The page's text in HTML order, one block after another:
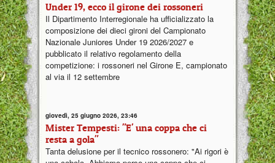
Under 19, ecco il girone dei rossoneri
Il Dipartimento Interregionale ha ufficializzato la
composizione dei dieci gironi del Campionato
Nazionale Juniores Under 19 2026/2027 e
pubblicato il relativo regolamento della
competizione: i rossoneri nel Girone E, campionato
al via il 12 settembre
giovedì, 25 giugno 2026, 23:46
Mister Tempesti: "E' una coppa che ci
resta a gola"
Tanta delusione per il tecnico rossonero: "Ai rigori è